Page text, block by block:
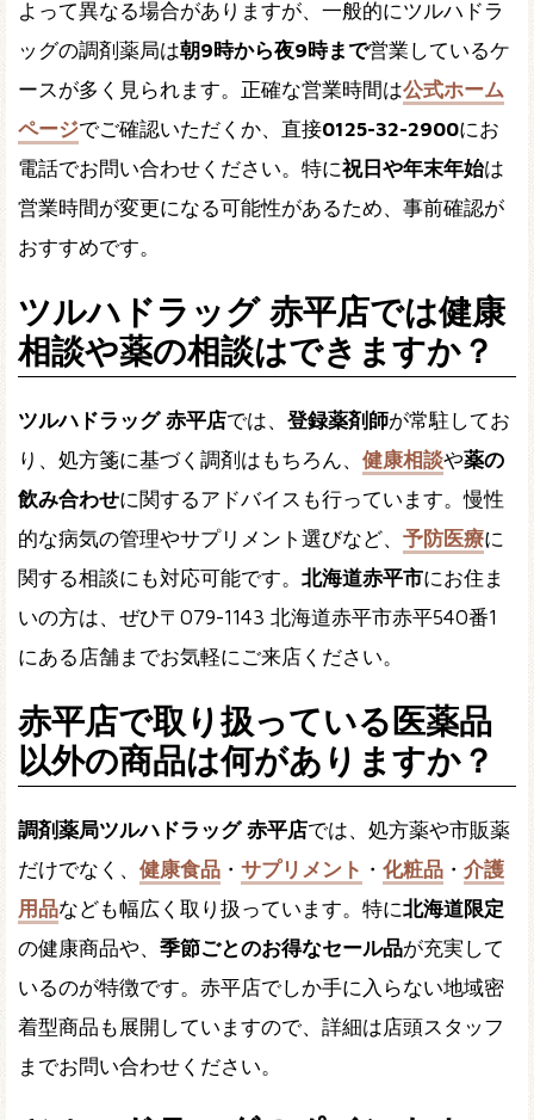
よって異なる場合がありますが、一般的にツルハドラ
ッグの調剤薬局は朝9時から夜9時まで営業しているケ
ースが多く見られます。正確な営業時間は公式ホーム
ページでご確認いただくか、直接0125-32-2900にお
電話でお問い合わせください。特に祝日や年末年始は
営業時間が変更になる可能性があるため、事前確認が
おすすめです。
ツルハドラッグ 赤平店では健康
相談や薬の相談はできますか？
ツルハドラッグ 赤平店では、 登録薬剤師が常駐してお
り、処方箋に基づく調剤はもちろん、 健康相談や薬の
飲み合わせに関するアドバイスも行っています。慢性
的な病気の管理やサプリメント選びなど、 予防医療に
関する相談にも対応可能です。 北海道赤平市にお住ま
いの方は、ぜひ〒079-1143 北海道赤平市赤平540番1
にある店舗までお気軽にご来店ください。
赤平店で取り扱っている医薬品
以外の商品は何がありますか？
調剤薬局ツルハドラッグ 赤平店では、処方薬や市販薬
だけでなく、 健康食品 ・ サプリメント ・ 化粧品 ・ 介護
用品なども幅広く取り扱っています。特に北海道限定
の健康商品や、 季節ごとのお得なセール品が充実して
いるのが特徴です。赤平店でしか手に入らない地域密
着型商品も展開していますので、詳細は店頭スタッフ
までお問い合わせください。